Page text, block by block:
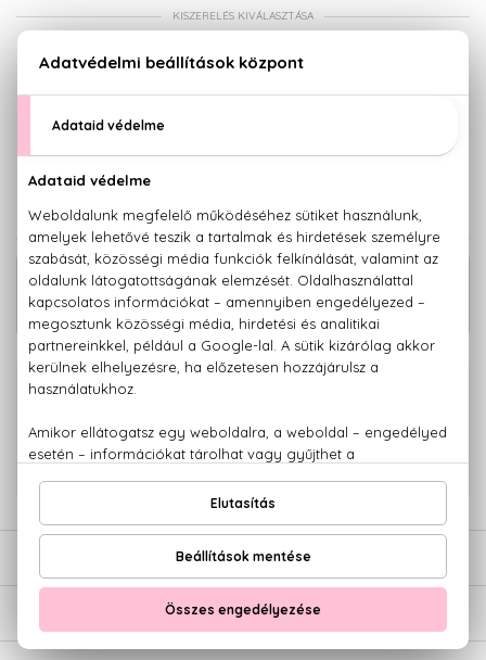
KISZERELÉS KIVÁLASZTÁSA
50 ml
KAPCSOLÓDÓ TERMÉKEK
Scandal Eau De Parfum Szett 50+75
ml
29.860 Ft
100% eredeti termékek,
Kérdésed van, elakadtál? Hívd ügyfélszolgálatunkat:+36 20
779 1926
LEÍRÁS